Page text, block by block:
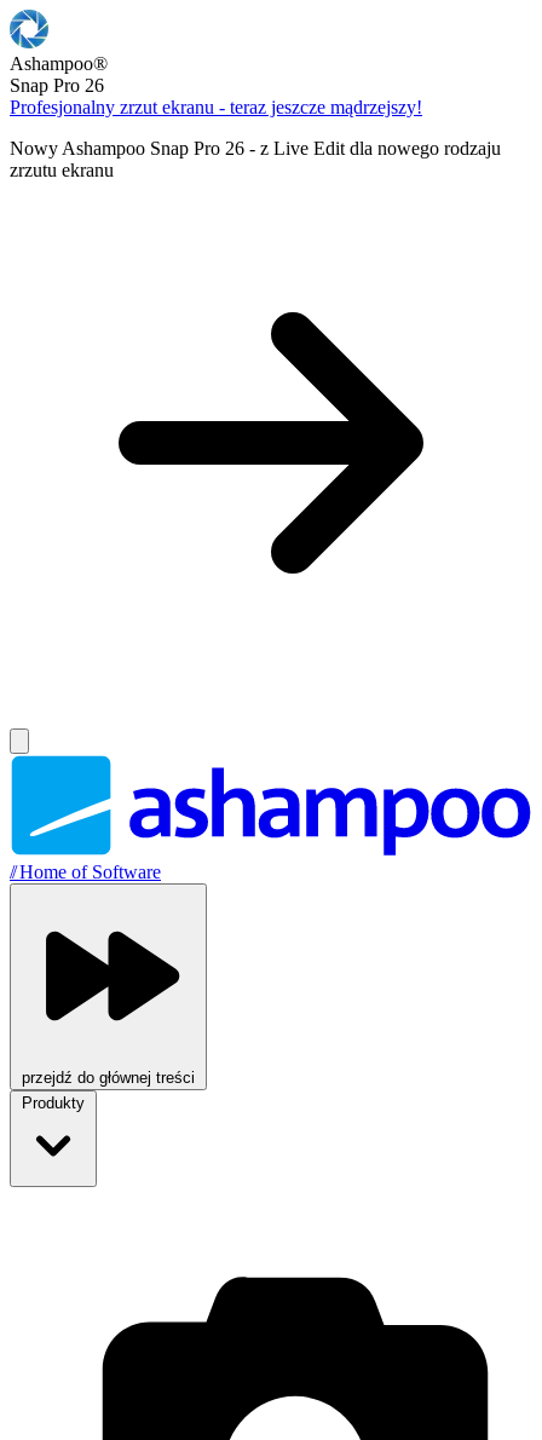
Ashampoo®
Snap Pro 26
Profesjonalny zrzut ekranu - teraz jeszcze mądrzejszy!
Nowy Ashampoo Snap Pro 26 - z Live Edit dla nowego rodzaju
zrzutu ekranu
//Home of Software
przejdź do głównej treści
Produkty